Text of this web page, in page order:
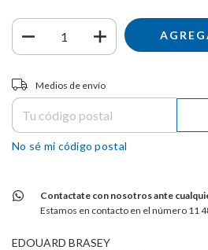
Entregas para el CP:
Medios de envío
No sé mi código postal
Contactate con nosotros ante
Estamos en contacto en el número 11
EDOUARD BRASEY